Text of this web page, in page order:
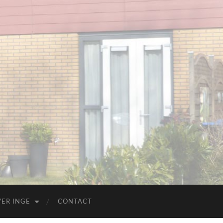
INGE CONTACT